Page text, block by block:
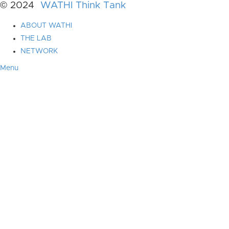
© 2024 WATHI Think Tank
ABOUT WATHI
THE LAB
NETWORK
Menu